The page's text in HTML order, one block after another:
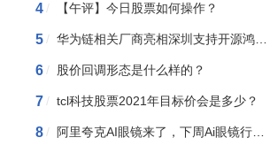
4 / 【午评】今日股票如何操作？
5 /
6 / 股价回调形态是什么样的？
7 / tcl科技股票2021年目标价会是多少？
8 /